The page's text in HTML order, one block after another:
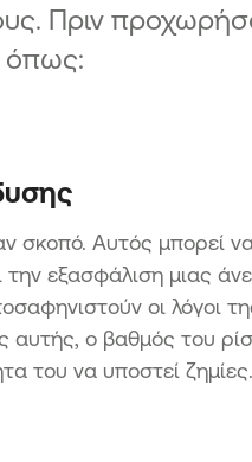
Πριν
όπως:
σκοπό. Αυτός μπορεί
εξασφάλιση μιας
οι λόγοι
αυτής, ο βαθμός του
του να υποστεί ζημίες.